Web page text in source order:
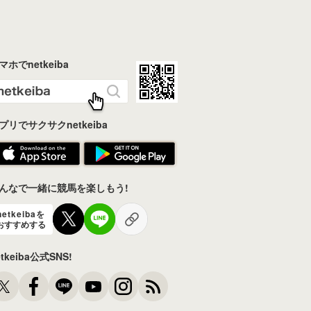
ホでnetkeiba
リでサクサクnetkeiba
なで一緒に競馬を楽しもう!
を
すすめする
公式SNS!